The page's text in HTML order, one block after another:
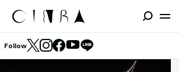
Follow